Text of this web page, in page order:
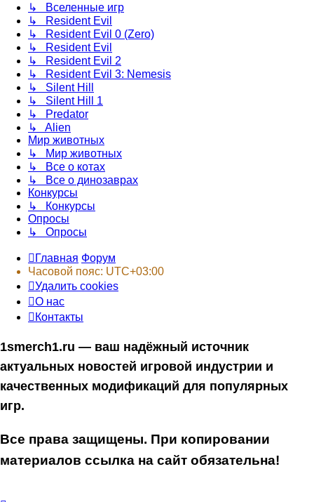
↳ Вселенные игр
↳ Resident Evil
↳ Resident Evil 0 (Zero)
↳ Resident Evil
↳ Resident Evil 2
↳ Resident Evil 3: Nemesis
↳ Silent Hill
↳ Silent Hill 1
↳ Predator
↳ Alien
Мир животных
↳ Мир животных
↳ Все о котах
↳ Все о динозаврах
Конкурсы
↳ Конкурсы
Опросы
↳ Опросы
Главная Форум
Часовой пояс: UTC+03:00
Удалить cookies
О нас
Контакты
1smerch1.ru — ваш надёжный источник
актуальных новостей игровой индустрии и
качественных модификаций для популярных
игр.
Все права защищены. При копировании
материалов ссылка на сайт обязательна!